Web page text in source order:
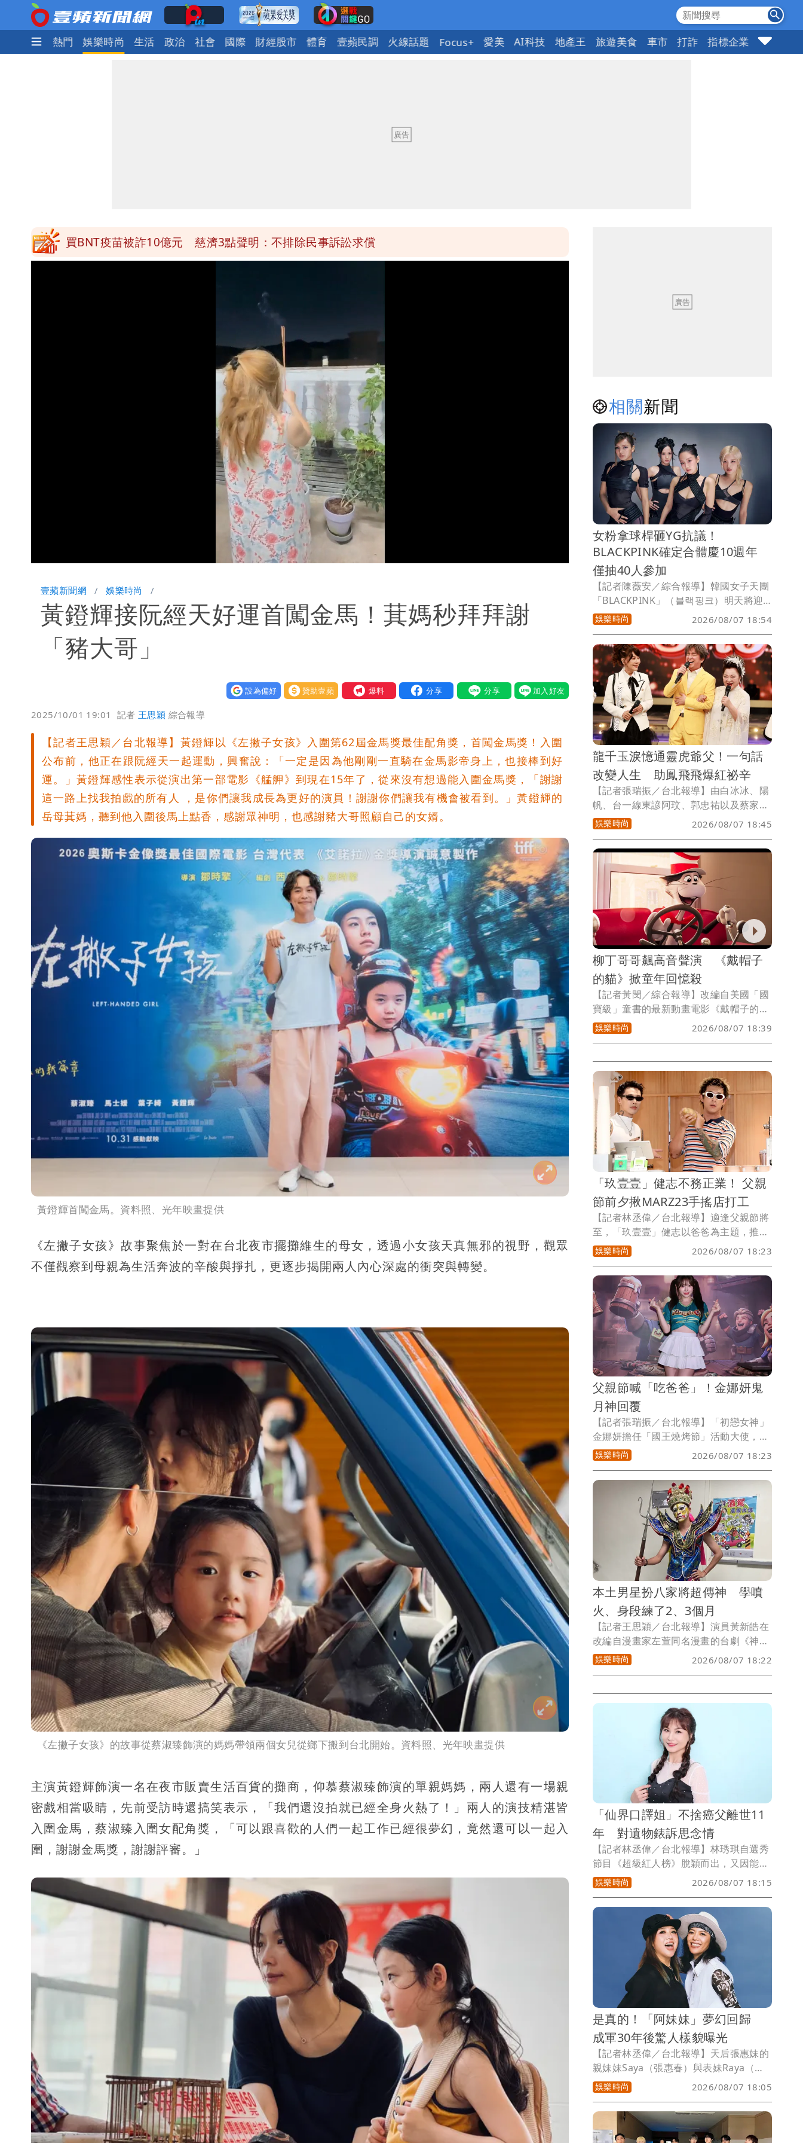
焦點 熱門 娛樂時尚 生活 政治 社會 國際 財經股市 體育 壹蘋民調 火線話題 Focus+ 愛美 AI科技 地產王 旅遊美食 車市 打詐 指標企業 壹蘋頭家
買BNT疫苗被詐10億元 慈濟3點聲明：不排除民事訴訟求償
營建署前處長收廠商百萬賄款 終判3年8月將入監
當年缺疫苗缺快篩缺口罩 王鴻薇：陳時中哪來勇氣要別人道歉
Loaded
100.00%
壹蘋新聞網 娛樂時尚
黃鐙輝接阮經天好運首闖金馬！萁媽秒拜拜謝
「豬大哥」
設為偏好 贊助壹蘋 我要爆料
2025/10/01 19:01 記者王思穎 綜合報導
【記者王思穎／台北報導】黃鐙輝以《左撇子女孩》入圍第62屆金馬獎最佳配角獎，首闖金馬獎！入圍
公布前，他正在跟阮經天一起運動，興奮說：「一定是因為他剛剛一直騎在金馬影帝身上，也接棒到好
運。」黃鐙輝感性表示從演出第一部電影《艋舺》到現在15年了，從來沒有想過能入圍金馬獎，「謝謝
這一路上找我拍戲的所有人 ，是你們讓我成長為更好的演員！謝謝你們讓我有機會被看到。」黃鐙輝的
岳母萁媽，聽到他入圍後馬上點香，感謝眾神明，也感謝豬大哥照顧自己的女婿。
黃鐙輝首闖金馬。資料照、光年映畫提供
《左撇子女孩》故事聚焦於一對在台北夜市擺攤維生的母女，透過小女孩天真無邪的視野，觀眾
不僅觀察到母親為生活奔波的辛酸與掙扎，更逐步揭開兩人內心深處的衝突與轉變。
《左撇子女孩》的故事從蔡淑臻飾演的媽媽帶領兩個女兒從鄉下搬到台北開始。資料照、光年映畫提供
主演黃鐙輝飾演一名在夜市販賣生活百貨的攤商，仰慕蔡淑臻飾演的單親媽媽，兩人還有一場親
密戲相當吸睛，先前受訪時還搞笑表示，「我們還沒拍就已經全身火熱了！」兩人的演技精湛皆
入圍金馬，蔡淑臻入圍女配角獎，「可以跟喜歡的人們一起工作已經很夢幻，竟然還可以一起入
圍，謝謝金馬獎，謝謝評審。」
相關新聞
女粉拿球桿砸YG抗議！
BLACKPINK確定合體慶10週年
僅抽40人參加
【記者陳薇安／綜合報導】韓國女子天團
「BLACKPINK」（블랙핑크）明天將迎
接出道10週年，昨天宣布展開紀念活動，
只提及在「首爾某處」，更表示「預計僅
部分成員參加」，引發粉絲不滿，一名日
本女粉絲憤而拿著高爾夫球桿直闖YG娛
樂大樓，打破玻璃門洩憤。YG娛樂相關
人士今澄清，「Jisoo、Jennie、Lisa、
ROSÉ 4名成員都會出席」，希望平息粉
絲怒火。
娛樂時尚 2026/08/07 18:54
龍千玉淚憶通靈虎爺父！一句話
改變人生 助鳳飛飛爆紅祕辛
【記者張瑞振／台北報導】由白冰冰、陽
帆、台一線東諺阿玟、郭忠祐以及蔡家蓁
主持的民視《超級冰冰Show》播出時適
逢父親節，本週主題「爸爸的音樂時光
機」邀請到台語天后龍千玉以及情歌王子
王建傑，兩人合唱〈男人情女人心〉，讓
全場聽得如癡如醉。
娛樂時尚 2026/08/07 18:45
柳丁哥哥飆高音聲演 《戴帽子
的貓》掀童年回憶殺
【記者黃閔／綜合報導】改編自美國「國
寶級」童書的最新動畫電影《戴帽子的
貓》，隨著中文版正式預告首度曝光，最
受矚目的主角「戴帽子的貓」中文配音人
愛的兒童節目主持人「柳丁哥哥」擔綱聲
演。
娛樂時尚 2026/08/07 18:39
「玖壹壹」健志不務正業！ 父親
節前夕揪MARZ23手搖店打工
【記者林丞偉／台北報導】適逢父親節將
至，「玖壹壹」健志以爸爸為主題，推出
全新單曲《Super Daddy》破天荒邀來高
爾宣OSN、MARZ23獻聲又尬舞！三位超
級奶爸夢幻聯動引發樂迷暴動，新歌洗腦
旋律更立刻席捲樂壇。
娛樂時尚 2026/08/07 18:23
父親節喊「吃爸爸」！金娜妍鬼
月神回覆
【記者張瑞振／台北報導】「初戀女神」
金娜妍擔任「國王燒烤節」活動大使，今
天現身焦糖楓三和店，化身一日店長，適
逢明天就是父親節，她分享爸爸平時最愛
喝酒配燒烤，原本想表達「想跟爸爸一起
吃」，卻一時口誤脫口說出「吃爸爸」，
讓現場媒體瞬間愣住，她發現失言後立刻
笑著更正：「是跟爸爸一起吃啦！」逗得
全場哈哈大笑。
娛樂時尚 2026/08/07 18:23
本土男星扮八家將超傳神 學噴
火、身段練了2、3個月
【記者王思穎／台北報導】演員黃新皓在
改編自漫畫家左萱同名漫畫的台劇《神之
鄉》，為了完美詮釋八家將文化，事前足
足準備了2、3個月，不僅反覆練習八家將
能以最真實的方式呈現角色。
娛樂時尚 2026/08/07 18:22
「仙界口譯姐」不捨癌父離世11
年 對遺物錶訴思念情
【記者林丞偉／台北報導】林琇琪自選秀
節目《超級紅人榜》脫穎而出，又因能與
仙界溝通，淡定看待無形，被粉絲封為
「仙界口譯姐」，近來，推出台語專輯
《重逢》，這首歌讓她想到最愛的父親，
對她而言有著特別意義，談起亡父離世11
年來，身為女兒的她，始終沒有停止思
念，也只能期盼與爸爸於夢中重逢。
娛樂時尚 2026/08/07 18:15
是真的！「阿妹妹」夢幻回歸
成軍30年後驚人樣貌曝光
【記者林丞偉／台北報導】天后張惠妹的
親妹妹Saya（張惠春）與表妹Raya（陳
秋琳）組成的阿妹妹，華語歌壇最具代表
性的女子雙人團體之一。今年適逢成軍30
週年，雙姝驚喜宣布合體站上大型音樂
節，也成為「東！帶我走」看點之一。
娛樂時尚 2026/08/07 18:05